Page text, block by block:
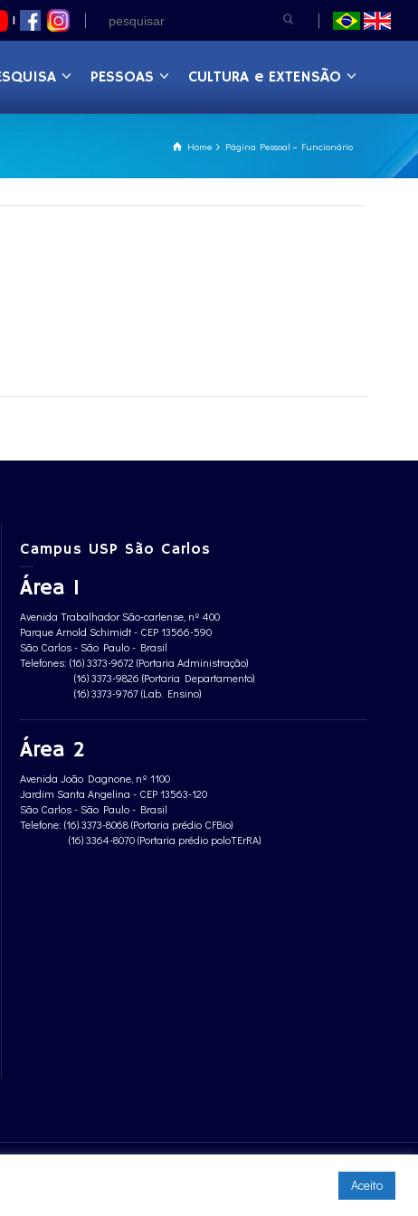
|
PESSOAS CULTURA e EXTENSÃO
Home Página Pessoal – Funcionário
Campus USP São Carlos
Área 1
Avenida Trabalhador São-carlense, nº 400
Parque Arnold Schimidt - CEP 13566-590
São Carlos - São Paulo - Brasil
Telefones: (16) 3373-9672 (Portaria Administração)
(16) 3373-9826 (Portaria Departamento)
(16) 3373-9767 (Lab. Ensino)
Área 2
Avenida João Dagnone, nº 1100
Jardim Santa Angelina - CEP 13563-120
São Carlos - São Paulo - Brasil
Telefone: (16) 3373-8068 (Portaria prédio CFBio)
(16) 3364-8070 (Portaria prédio poloTErRA)
Aceito